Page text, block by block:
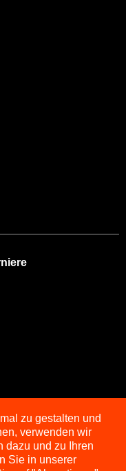
zu gestalten und
verwenden wir
dazu und zu Ihren
Sie in unserer